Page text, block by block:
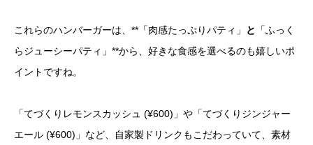
これらのハンバーガーは、**「肉感たっぷりパティ」 と
「ふっく
らジューシーパティ」**から、好きな食感を選べるのも嬉しいポ
イントですね。
「てづくりレモンスカッシュ (¥600)」や「てづくりジンジャー
エール (¥600)」など、自家製ドリンクもこだわっていて、素材